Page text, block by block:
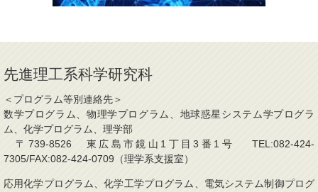
先進理工系科学研究科
＜プログラム等別連絡先＞
数学プログラム、物理学プログラム、地球惑星システム学プログラ
ム、化学プログラム、理学部
〒739-8526 東広島市鏡山1丁目3番1号 TEL:082-424-
7305/FAX:082-424-0709（理学系支援室）
応用化学プログラム、化学工学プログラム、電気システム制御プログ